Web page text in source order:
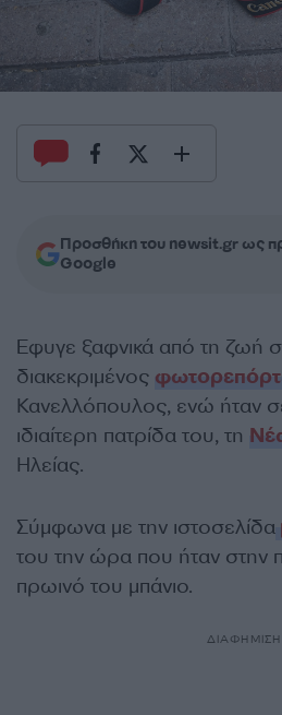
Προσθήκη του newsit.gr ως
Google
Εφυγε ξαφνικά από τη ζωή
διακεκριμένος
Κανελλόπουλος, ενώ ήταν
ιδιαίτερη πατρίδα του, τη
Ηλείας.
Σύμφωνα με την ιστοσελίδα
του την ώρα που ήταν στην
πρωινό του μπάνιο.
ΔΙΑΦΗΜΙΣΗ